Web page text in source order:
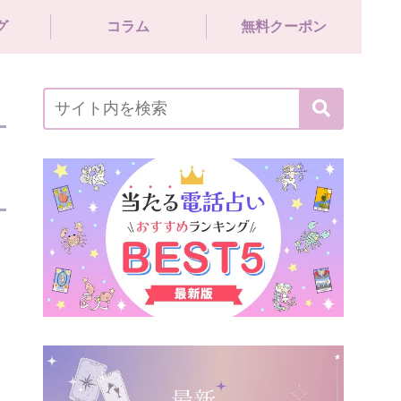
コラム 無料クーポン